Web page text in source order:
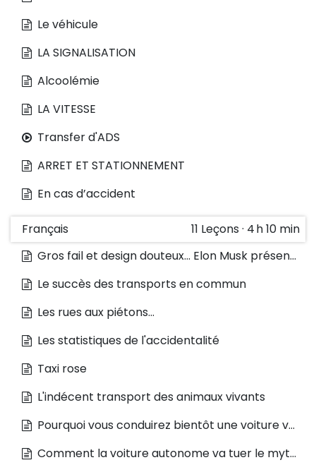
Le véhicule
LA SIGNALISATION
Alcoolémie
LA VITESSE
Transfer d'ADS
ARRET ET STATIONNEMENT
En cas d’accident
Français 11 Leçons · 4 h 10 min
Gros fail et design douteux... Elon Musk présente le «cybertruck» 100% électrique de Tesla
Le succès des transports en commun
Les rues aux piétons...
Les statistiques de l'accidentalité
Taxi rose
L'indécent transport des animaux vivants
Pourquoi vous conduirez bientôt une voiture volante ?
Comment la voiture autonome va tuer le mythe américain